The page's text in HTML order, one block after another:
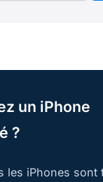
un iPhone
?
les iPhones sont